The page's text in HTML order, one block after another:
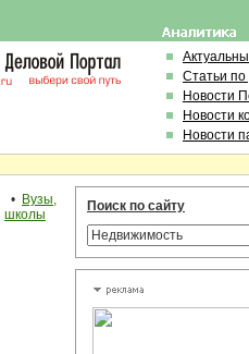
Статьи
Новости
Новости
Новости
• Вузы,
школы
Поиск по сайту